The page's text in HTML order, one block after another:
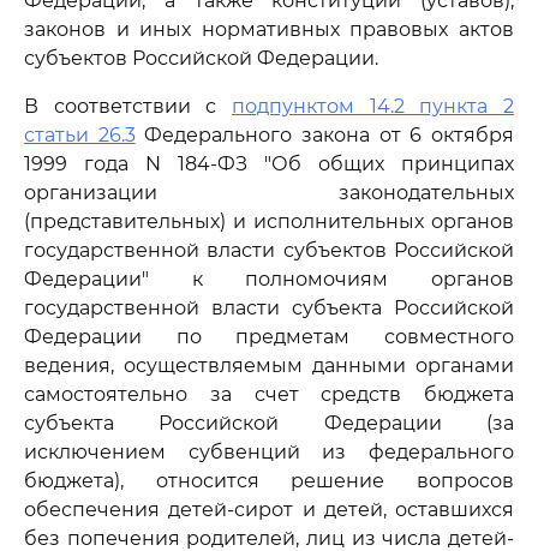
законов и иных нормативных правовых актов
субъектов Российской Федерации.
В соответствии с подпунктом 14.2 пункта 2
статьи 26.3Федерального закона от 6 октября
1999 года N 184-ФЗ "Об общих принципах
организации законодательных
(представительных) и исполнительных органов
государственной власти субъектов Российской
Федерации" к полномочиям органов
государственной власти субъекта Российской
Федерации по предметам совместного
ведения, осуществляемым данными органами
самостоятельно за счет средств бюджета
субъекта Российской Федерации (за
исключением субвенций из федерального
бюджета), относится решение вопросов
обеспечения детей-сирот и детей, оставшихся
без попечения родителей, лиц из числа детей-